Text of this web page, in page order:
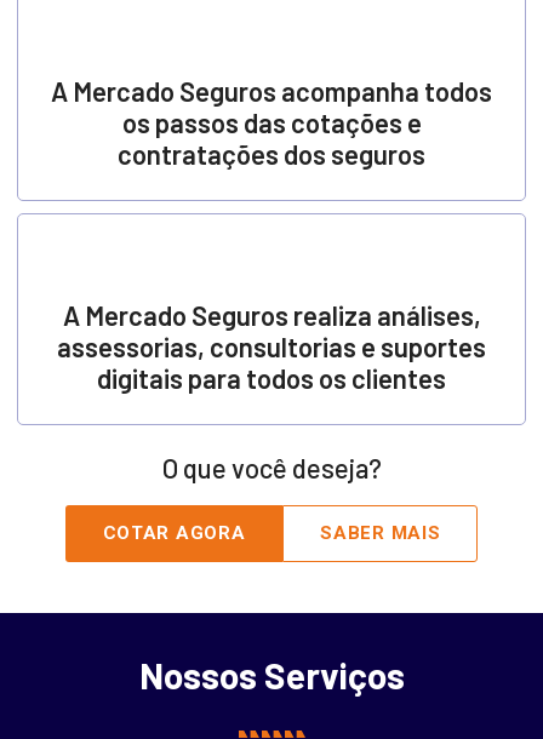
A Mercado Seguros acompanha todos
os passos das cotações e
contratações dos seguros
A Mercado Seguros realiza análises,
assessorias, consultorias e suportes
digitais para todos os clientes
O que você deseja?
COTAR AGORA SABER MAIS
Nossos Serviços